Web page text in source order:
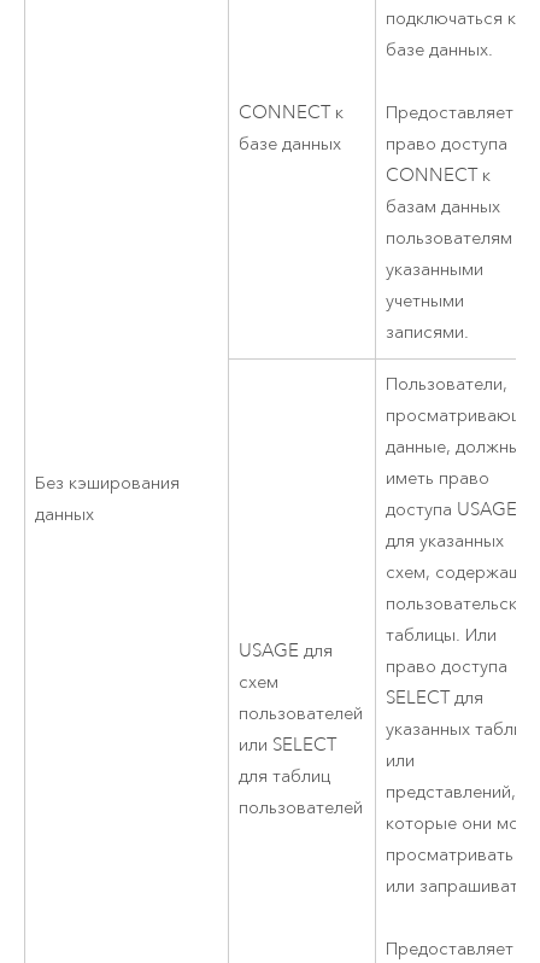
Без кэширования
данных
CONNECT к
базе данных
подключаться к
базе данных.
Предоставляет
право доступа
CONNECT к
базам данных
пользователям с
указанными
учетными
записями.
USAGE для
схем
пользователей
или SELECT
для таблиц
пользователей
Пользователи,
данные, должны
иметь право
доступа USAGE
для указанных
схем,
пользовательские
таблицы. Или
право доступа
SELECT для
указанных таблиц
или
представлений,
которые они
просматривать
или запрашивать.
Предоставляет